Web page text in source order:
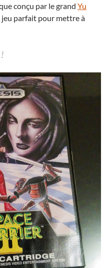
conçu par le grand Yu
jeu parfait pour mettre à